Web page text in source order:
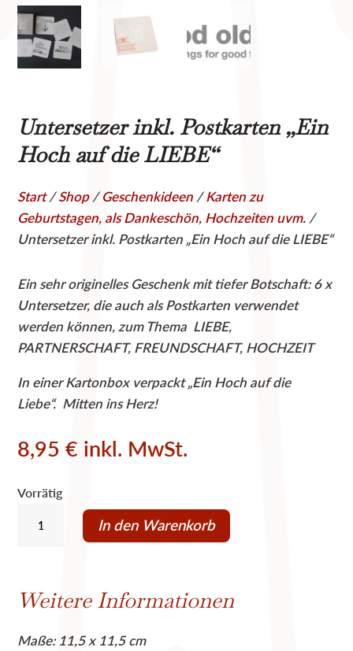
Untersetzer inkl. Postkarten „Ein
Hoch auf die LIEBE“
Start/Shop/Geschenkideen /Karten zu
Geburtstagen, als Dankeschön, Hochzeiten uvm. /
Untersetzer inkl. Postkarten „Ein Hoch auf die LIEBE“
Ein sehr originelles Geschenk mit tiefer Botschaft: 6 x
Untersetzer, die auch als Postkarten verwendet
werden können, zum Thema LIEBE,
PARTNERSCHAFT, FREUNDSCHAFT, HOCHZEIT
In einer Kartonbox verpackt „Ein Hoch auf die
Liebe“. Mitten ins Herz!
8,95€ inkl. MwSt.
Vorrätig
Untersetzer
inkl.
Hoch
die
In den Warenkorb
Weitere Informationen
Maße: 11,5 x 11,5 cm